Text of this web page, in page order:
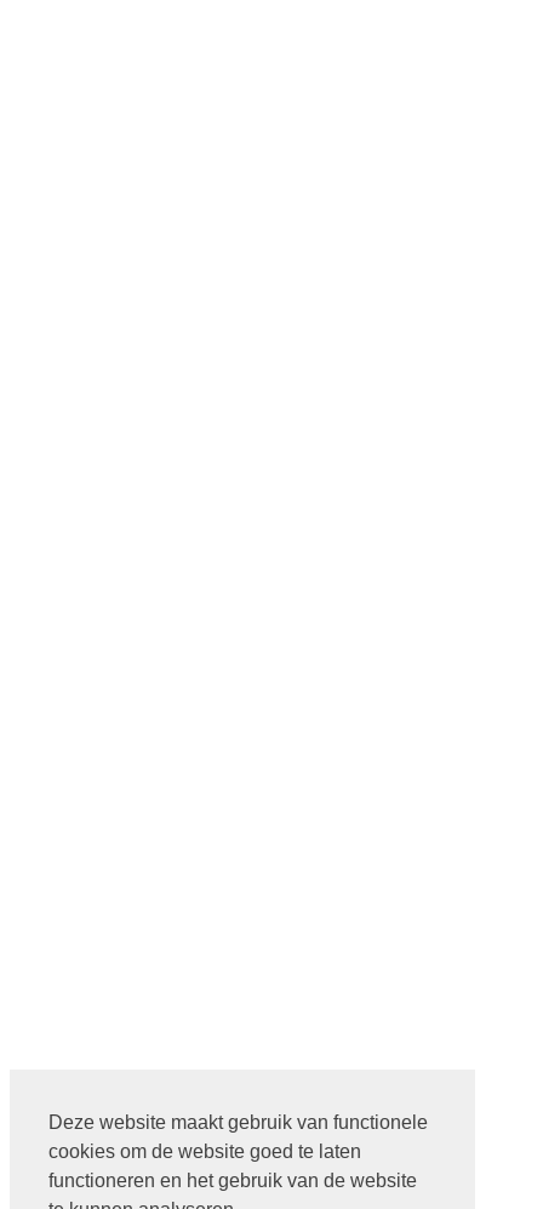
Deze website maakt gebruik van functionele
cookies om de website goed te laten
functioneren en het gebruik van de website